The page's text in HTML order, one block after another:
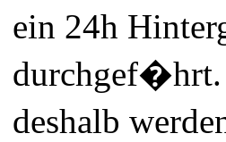
ein 24h
durchgef�hrt.
deshalb